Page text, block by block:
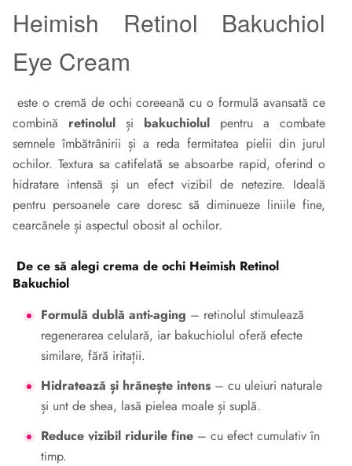
Heimish Retinol Bakuchiol
Eye Cream
este o cremă de ochi coreeană cu o formulă avansată ce
combină retinolul și bakuchiolul pentru a combate
semnele îmbătrânirii și a reda fermitatea pielii din jurul
ochilor. Textura sa catifelată se absoarbe rapid, oferind o
hidratare intensă și un efect vizibil de netezire. Ideală
pentru persoanele care doresc să diminueze liniile fine,
cearcănele și aspectul obosit al ochilor.
De ce să alegi crema de ochi Heimish Retinol
Bakuchiol
Formulă dublă anti-aging – retinolul stimulează
regenerarea celulară, iar bakuchiolul oferă efecte
similare, fără iritații.
Hidratează și hrănește intens – cu uleiuri naturale
și unt de shea, lasă pielea moale și suplă.
Reduce vizibil ridurile fine – cu efect cumulativ în
timp.